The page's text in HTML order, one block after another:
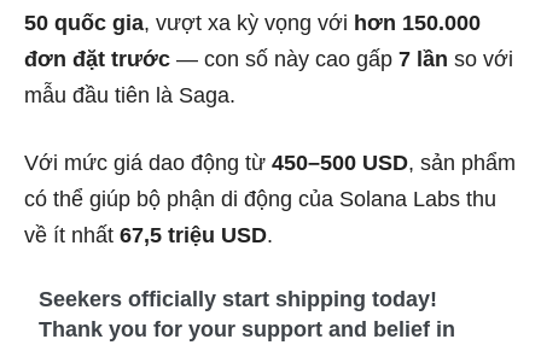
50 quốc gia, vượt xa kỳ vọng với hơn 150.000
đơn đặt trước — con số này cao gấp 7 lần so với
mẫu đầu tiên là Saga.
Với mức giá dao động từ 450–500 USD, sản phẩm
có thể giúp bộ phận di động của Solana Labs thu
về ít nhất 67,5 triệu USD.
Seekers officially start shipping today!
Thank you for your support and belief in